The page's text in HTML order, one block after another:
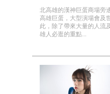
北高雄的漢神巨蛋商場旁
高雄巨蛋，大型演場會及
此，除了帶來大量的人流
雄人必逛的重點...